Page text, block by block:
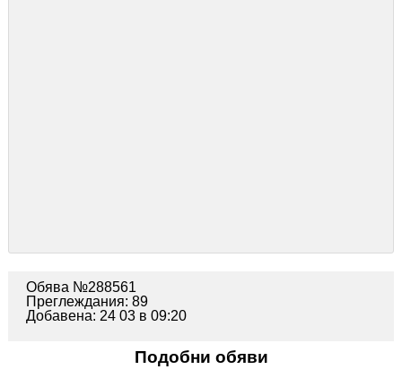
Обява №288561
Преглеждания: 89
Добавена: 24 03 в 09:20
Подобни обяви